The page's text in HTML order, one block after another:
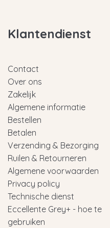
Klantendienst
Contact
Over ons
Zakelijk
Algemene informatie
Bestellen
Betalen
Verzending & Bezorging
Ruilen & Retourneren
Algemene voorwaarden
Privacy policy
Technische dienst
Eccellente Grey+ - hoe te
gebruiken